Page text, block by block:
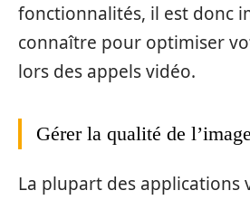
fonctionnalités, il est donc
connaître pour optimiser
lors des appels vidéo.
Gérer la qualité de
La plupart des applications